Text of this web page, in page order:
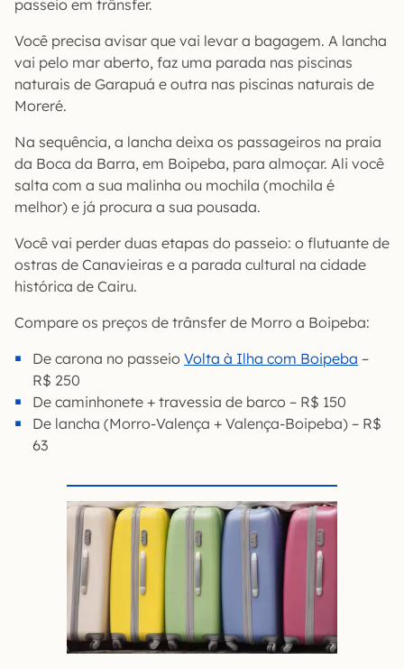
passeio em trânsfer.
Você precisa avisar que vai levar a bagagem. A lancha
vai pelo mar aberto, faz uma parada nas piscinas
naturais de Garapuá e outra nas piscinas naturais de
Moreré.
Na sequência, a lancha deixa os passageiros na praia
da Boca da Barra, em Boipeba, para almoçar. Ali você
salta com a sua malinha ou mochila (mochila é
melhor) e já procura a sua pousada.
Você vai perder duas etapas do passeio: o flutuante de
ostras de Canavieiras e a parada cultural na cidade
histórica de Cairu.
Compare os preços de trânsfer de Morro a Boipeba:
De carona no passeio Volta à Ilha com Boipeba –
R$ 250
De caminhonete + travessia de barco – R$ 150
De lancha (Morro-Valença + Valença-Boipeba) – R$
63